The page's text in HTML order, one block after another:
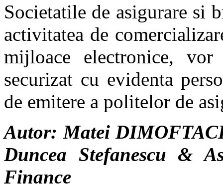
Societatile de asigurare si
activitatea de
mijloace electronice,
securizat cu evidenta
de emitere a politelor de
Autor: Matei
Duncea Stefanescu &
Finance